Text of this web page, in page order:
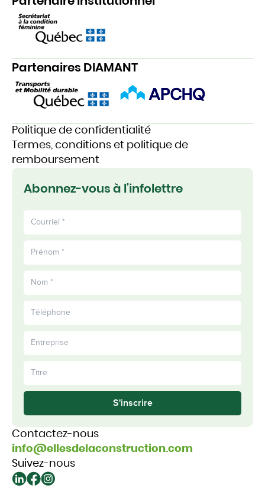
Partenaires DIAMANT
Politique de confidentialité
Termes, conditions et politique de
remboursement
Abonnez-vous à l'infolettre
S'inscrire
Contactez-nous
info@ellesdelaconstruction.com
Suivez-nous